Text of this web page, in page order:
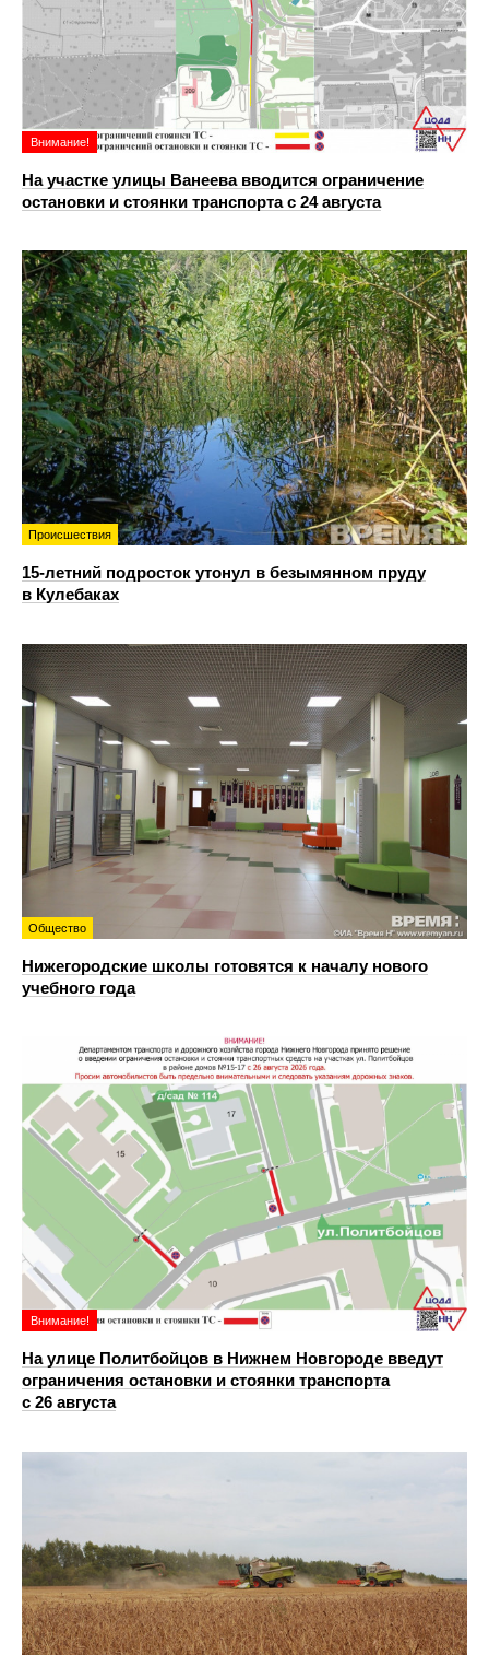
Внимание!
На участке улицы Ванеева вводится ограничение
остановки и стоянки транспорта с 24 августа
Происшествия
15-летний подросток утонул в безымянном пруду
в Кулебаках
Общество
Нижегородские школы готовятся к началу нового
учебного года
Внимание!
На улице Политбойцов в Нижнем Новгороде введут
ограничения остановки и стоянки транспорта
с 26 августа